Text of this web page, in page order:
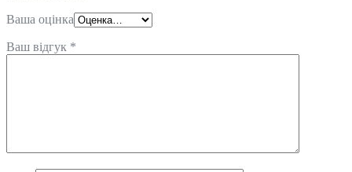
Ваша оцінка
Ваш відгук *